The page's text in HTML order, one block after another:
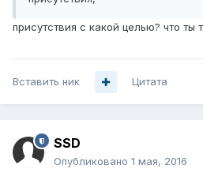
присутствия с какой целью? что ты
Вставить ник Цитата
SSD
Опубликовано 1 мая, 2016